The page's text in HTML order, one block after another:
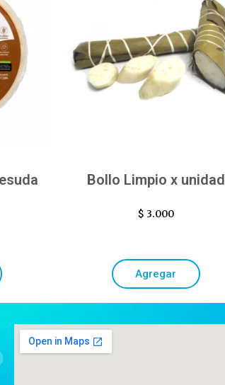
Bollo Limpio x unidad
$ 3.000
Agregar